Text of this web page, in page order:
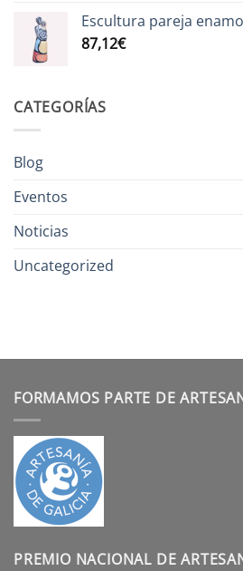
Escultura pareja
87,12€
CATEGORÍAS
Blog
Eventos
Noticias
Uncategorized
FORMAMOS PARTE DE
PREMIO NACIONAL DE